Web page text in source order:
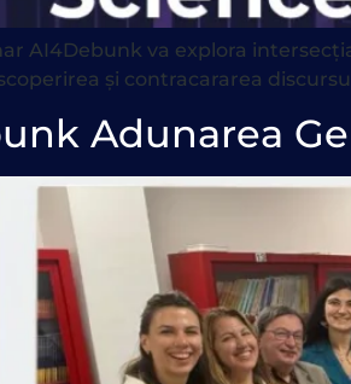
AI4Debunk va explora
și contracararea
Adunarea